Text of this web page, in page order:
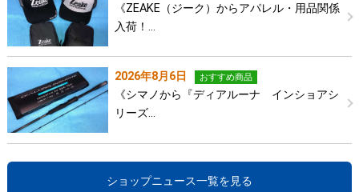
《ZEAKE（ジーク）からアパレル・用品関係
入荷！…
2026年8月6日 おすすめ商品
《シマノから『ディアルーナ インショアシ
リーズ…
ショップニュース一覧を見る